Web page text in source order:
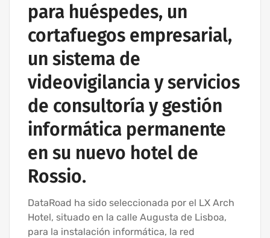
para huéspedes, un
cortafuegos empresarial,
un sistema de
videovigilancia y servicios
de consultoría y gestión
informática permanente
en su nuevo hotel de
Rossio.
DataRoad ha sido seleccionada por el LX Arch
Hotel, situado en la calle Augusta de Lisboa,
para la instalación informática, la red